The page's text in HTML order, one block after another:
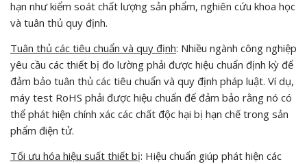
hạn như kiểm soát chất lượng sản phẩm, nghiên cứu khoa học
và tuân thủ quy định.
Tuân thủ các tiêu chuẩn và quy định: Nhiều ngành công nghiệp
yêu cầu các thiết bị đo lường phải được hiệu chuẩn định kỳ để
đảm bảo tuân thủ các tiêu chuẩn và quy định pháp luật. Ví dụ,
máy test RoHS phải được hiệu chuẩn để đảm bảo rằng nó có
thể phát hiện chính xác các chất độc hại bị hạn chế trong sản
phẩm điện tử.
Tối ưu hóa hiệu suất thiết bị: Hiệu chuẩn giúp phát hiện các